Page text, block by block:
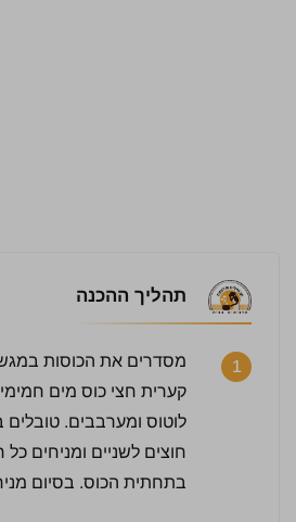
תהליך ההכנה
1
מסדרים את הכוסות
קערית חצי כוס מים
לוטוס ומערבבים. טובלים
חוצים לשניים ומניחים כל
בתחתית הכוס. בסיום